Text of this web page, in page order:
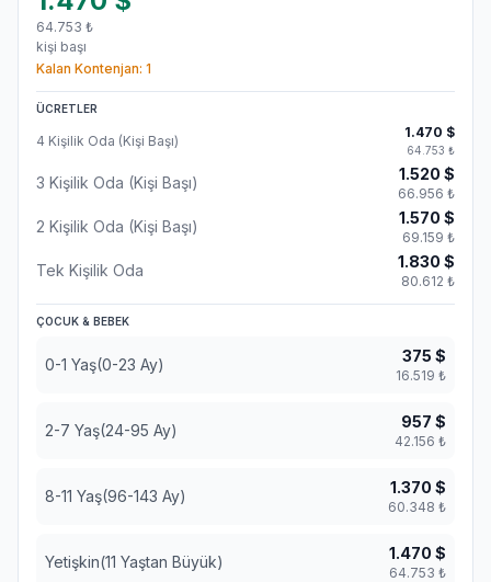
64.753 ₺
kişi başı
Kalan Kontenjan: 1
ÜCRETLER
4 Kişilik Oda (Kişi Başı)
1.470 $
64.753 ₺
3 Kişilik Oda (Kişi Başı) 1.520 $
66.956 ₺
2 Kişilik Oda (Kişi Başı) 1.570 $
69.159 ₺
Tek Kişilik Oda 1.830 $
80.612 ₺
ÇOCUK & BEBEK
0-1 Yaş(0-23 Ay) 375 $
16.519 ₺
2-7 Yaş(24-95 Ay) 957 $
42.156 ₺
8-11 Yaş(96-143 Ay) 1.370 $
60.348 ₺
Yetişkin(11 Yaştan Büyük) 1.470 $
64.753 ₺